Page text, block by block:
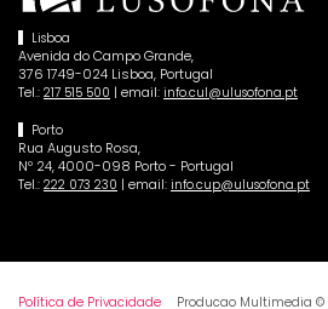
Lisboa
Avenida do Campo Grande,
376 1749-024 Lisboa, Portugal
Tel.: 217 515 500 | email: info.cul@ulusofona.pt
Porto
Rua Augusto Rosa,
Nº 24, 4000-098 Porto - Portugal
Tel.: 222 073 230 | email: info.cup@ulusofona.pt
Política de Privacidade Producao Multimedia ©